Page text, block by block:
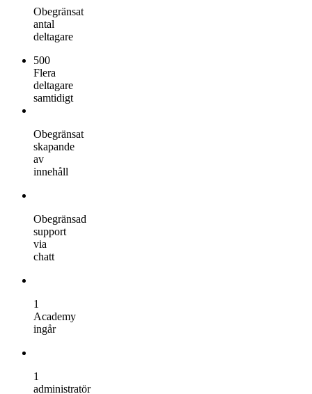
Obegränsat
antal
deltagare
500
Flera
deltagare
samtidigt
Obegränsat
skapande
av
innehåll
Obegränsad
support
via
chatt
1
Academy
ingår
1
administratör